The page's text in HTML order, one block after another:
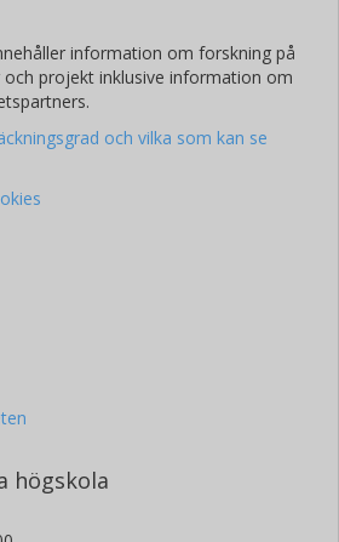
information om forskning på
och projekt inklusive information om
och vilka som kan se
högskola